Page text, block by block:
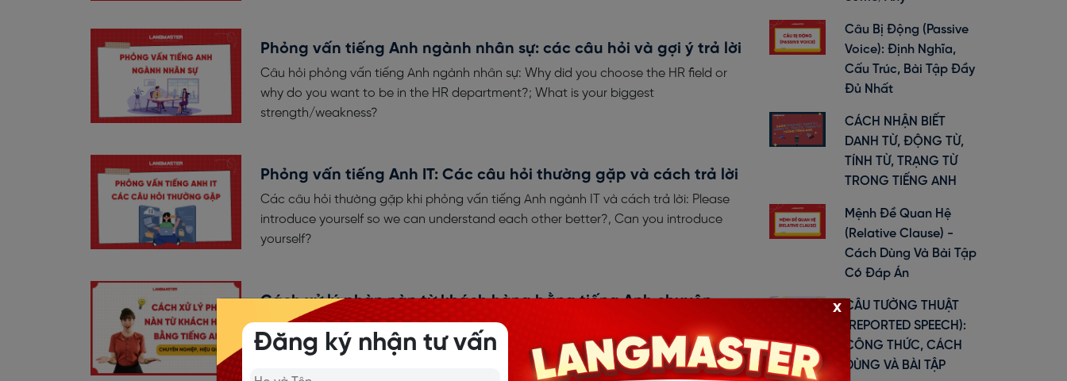
Phỏng vấn tiếng Anh ngành nhân sự: các câu hỏi và gợi ý trả lời
Câu hỏi phỏng vấn tiếng Anh ngành nhân sự: Why did you choose the HR field or
why do you want to be in the HR department?; What is your biggest
strength/weakness?
Phỏng vấn tiếng Anh IT: Các câu hỏi thường gặp và cách trả lời
Các câu hỏi thường gặp khi phỏng vấn tiếng Anh ngành IT và cách trả lời: Please
introduce yourself so we can understand each other better?, Can you introduce
yourself?
Cách xử lý phàn nàn từ khách hàng bằng tiếng Anh chuyên
nghiệp, hiệu quả
Gợi ý những từ vựng, mẫu câu xử lý phàn nàn từ khách hàng bằng tiếng Anh cực
Câu Bị Động (Passive
Voice): Định Nghĩa,
Cấu Trúc, Bài Tập Đầy
Đủ Nhất
CÁCH NHẬN BIẾT
DANH TỪ, ĐỘNG TỪ,
TÍNH TỪ, TRẠNG TỪ
TRONG TIẾNG ANH
Mệnh Đề Quan Hệ
(Relative Clause) -
Cách Dùng Và Bài Tập
Có Đáp Án
CÂU TƯỜNG THUẬT
(REPORTED SPEECH):
CÔNG THỨC, CÁCH
DÙNG VÀ BÀI TẬP
Đăng ký nhận tư vấn
x